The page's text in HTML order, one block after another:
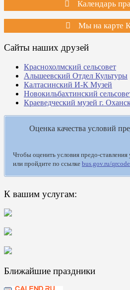
Календарь
Мы на карте
Сайты наших друзей
Краснохолмский сельсовет
Альшеевский Отдел Культуры
Калтасинский И-К Музей
Новокильбахтинский
Краеведческий музей г.
Оценка качества условий
Чтобы оценить условия предо-ставления
или пройдите по ссылке bus.gov.ru/
К вашим услугам:
Ближайшие праздники